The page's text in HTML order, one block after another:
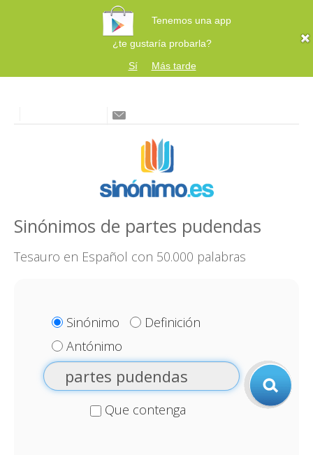
Tenemos una app
¿te gustaría probarla?
Sí
Más tarde
Sinónimos de partes pudendas
Tesauro en Español con 50.000 palabras
Sinónimo
Definición
Antónimo
Que contenga